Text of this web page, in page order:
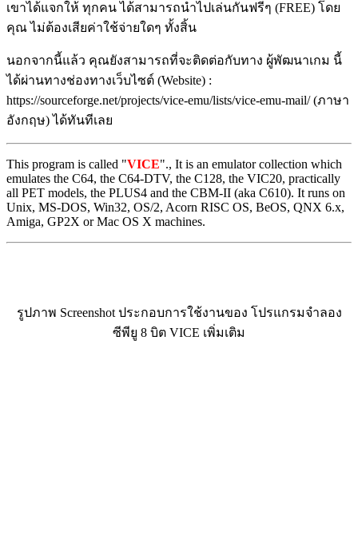
เขาได้แจกให้ ทุกคน ได้สามารถนำไปเล่นกันฟรีๆ (FREE) โดย
คุณ ไม่ต้องเสียค่าใช้จ่ายใดๆ ทั้งสิ้น
นอกจากนี้แล้ว คุณยังสามารถที่จะติดต่อกับทาง ผู้พัฒนาเกม นี้
ได้ผ่านทางช่องทางเว็บไซต์ (Website) :
https://sourceforge.net/projects/vice-emu/lists/vice-emu-mail/ (ภาษา
อังกฤษ) ได้ทันทีเลย
This program is called "VICE"., It is an emulator collection which
emulates the C64, the C64-DTV, the C128, the VIC20, practically
all PET models, the PLUS4 and the CBM-II (aka C610). It runs on
Unix, MS-DOS, Win32, OS/2, Acorn RISC OS, BeOS, QNX 6.x,
Amiga, GP2X or Mac OS X machines.
รูปภาพ Screenshot ประกอบการใช้งานของ โปรแกรมจำลอง
ซีพียู 8 บิต VICE เพิ่มเติม